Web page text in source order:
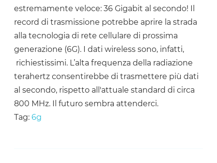
estremamente veloce: 36 Gigabit al secondo! Il
record di trasmissione potrebbe aprire la strada
alla tecnologia di rete cellulare di prossima
generazione (6G). I dati wireless sono, infatti,
richiestissimi. L’alta frequenza della radiazione
terahertz consentirebbe di trasmettere più dati
al secondo, rispetto all'attuale standard di circa
800 MHz. Il futuro sembra attenderci.
Tag: 6g